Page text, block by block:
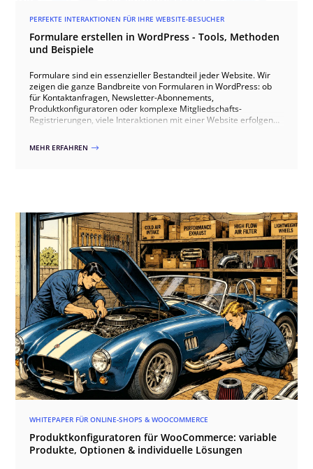
PERFEKTE INTERAKTIONEN FÜR IHRE WEBSITE-BESUCHER
Formulare erstellen in WordPress - Tools, Methoden
und Beispiele
Formulare sind ein essenzieller Bestandteil jeder Website. Wir
zeigen die ganze Bandbreite von Formularen in WordPress: ob
für Kontaktanfragen, Newsletter-Abonnements,
Produktkonfiguratoren oder komplexe Mitgliedschafts-
Registrierungen, viele Interaktionen mit einer Website erfolgen
WordPress.
MEHR ERFAHREN $
WHITEPAPER FÜR ONLINE-SHOPS & WOOCOMMERCE
Produktkonfiguratoren für WooCommerce: variable
Produkte, Optionen & individuelle Lösungen